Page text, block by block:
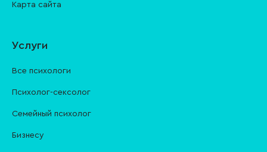
Карта сайта
Услуги
Все психологи
Психолог-сексолог
Семейный психолог
Бизнесу